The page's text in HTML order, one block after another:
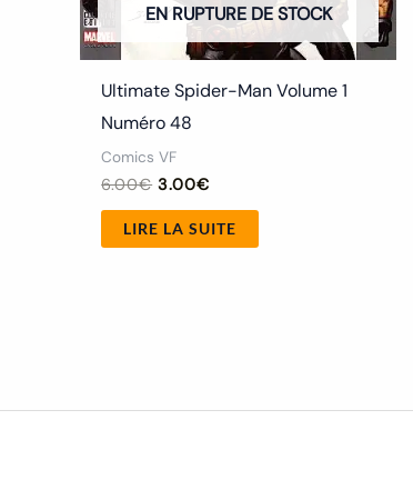
EN RUPTURE DE STOCK
Ultimate Spider-Man Volume 1
Numéro 48
Comics VF
6.00€ 3.00€
LIRE LA SUITE